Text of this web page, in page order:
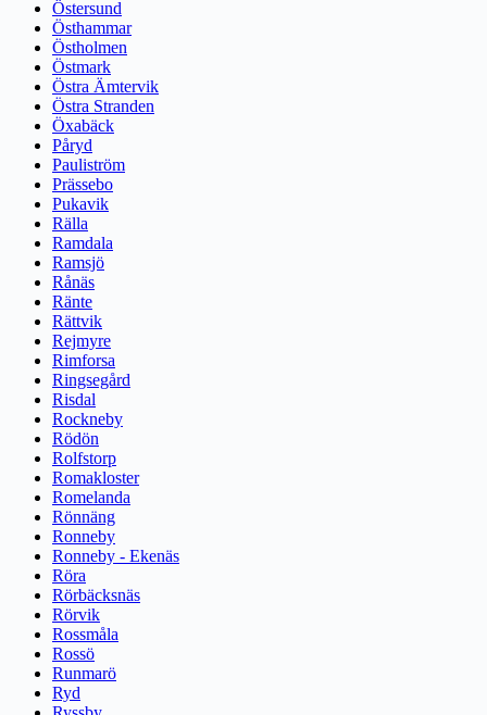
Östersund
Östhammar
Östholmen
Östmark
Östra Ämtervik
Östra Stranden
Öxabäck
Påryd
Pauliström
Prässebo
Pukavik
Rälla
Ramdala
Ramsjö
Rånäs
Ränte
Rättvik
Rejmyre
Rimforsa
Ringsegård
Risdal
Rockneby
Rödön
Rolfstorp
Romakloster
Romelanda
Rönnäng
Ronneby
Ronneby - Ekenäs
Röra
Rörbäcksnäs
Rörvik
Rossmåla
Rossö
Runmarö
Ryd